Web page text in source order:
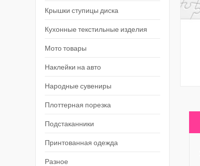
Крышки ступицы диска
Кухонные текстильные изделия
Мото товары
Наклейки на авто
Народные сувениры
Плоттерная порезка
Подстаканники
Принтованная одежда
Разное